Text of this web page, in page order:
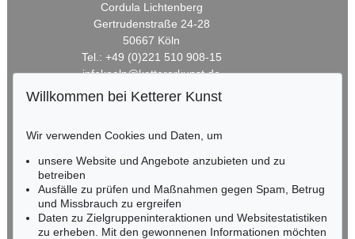
Cordula Lichtenberg
Gertrudenstraße 24-28
50667 Köln
Tel.: +49 (0)221 510 908-15
infokoeln@kettererkunst.de
HESSEN
Miriam Heß
Tel.: +49 (0)62 21 58 80-038
Fax: +49 (0)62 21 58 80-595
infoheidelberg@kettererkunst.de
Willkommen bei Ketterer Kunst
Wir verwenden Cookies und Daten, um
unsere Website und Angebote anzubieten und zu
betreiben
Ausfälle zu prüfen und Maßnahmen gegen Spam, Betrug
und Missbrauch zu ergreifen
Daten zu Zielgruppeninteraktionen und Websitestatistiken
zu erheben. Mit den gewonnenen Informationen möchten